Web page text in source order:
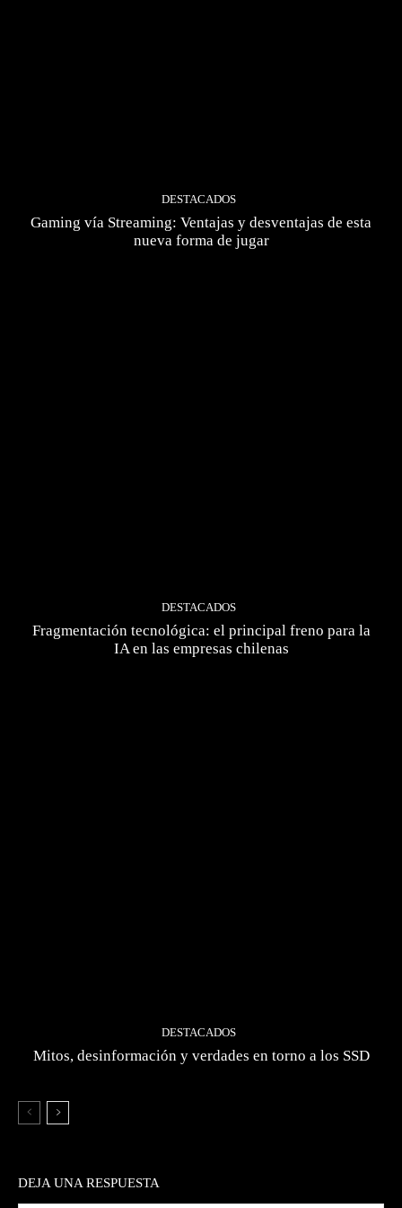
DESTACADOS
Gaming vía Streaming: Ventajas y desventajas de esta
nueva forma de jugar
DESTACADOS
Fragmentación tecnológica: el principal freno para la
IA en las empresas chilenas
DESTACADOS
Mitos, desinformación y verdades en torno a los SSD
DEJA UNA RESPUESTA